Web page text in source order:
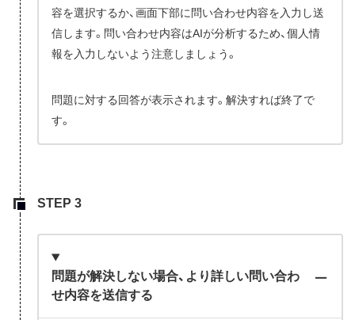
容を選択するか、画面下部に問い合わせ内容を入力し送
信します。問い合わせ内容はAIが分析するため、個人情
報を入力しないよう注意しましょう。
問題に対する回答が表示されます。解決すれば終了で
す。
問題が解決しない場合、より詳しい問い合わ
せ内容を送信する